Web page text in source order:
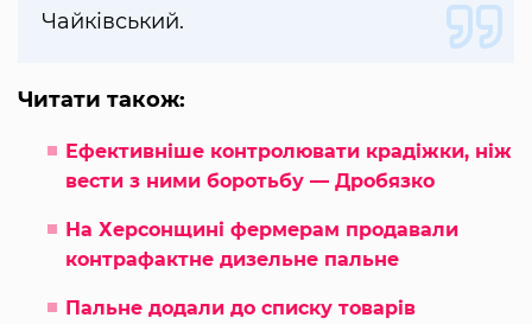
Чайківський.
Читати також:
Ефективніше контролювати крадіжки, ніж
вести з ними боротьбу — Дробязко
На Херсонщині фермерам продавали
контрафактне дизельне пальне
Пальне додали до списку товарів